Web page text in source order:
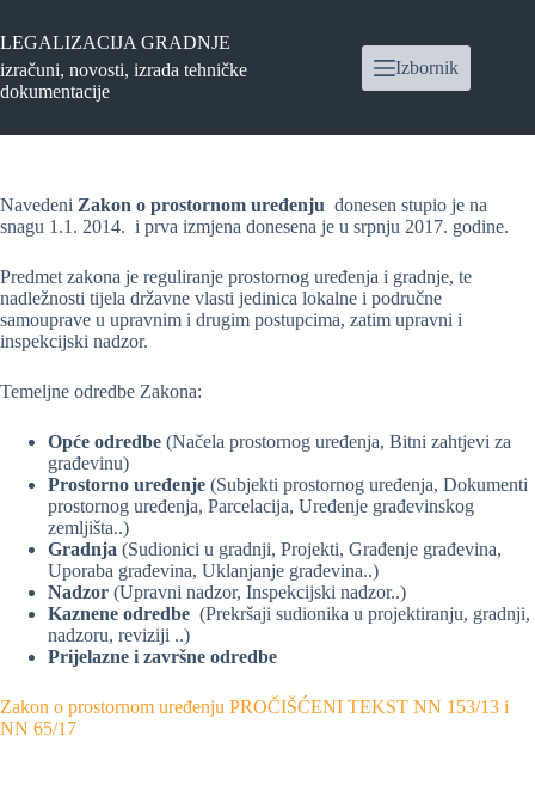
sadržaj
LEGALIZACIJA GRADNJE
izračuni, novosti, izrada tehničke
dokumentacije
Izbornik
Navedeni Zakon o prostornom uređenju donesen stupio je na
snagu 1.1. 2014. i prva izmjena donesena je u srpnju 2017. godine.
Predmet zakona je reguliranje prostornog uređenja i gradnje, te
nadležnosti tijela državne vlasti jedinica lokalne i područne
samouprave u upravnim i drugim postupcima, zatim upravni i
inspekcijski nadzor.
Temeljne odredbe Zakona:
Opće odredbe (Načela prostornog uređenja, Bitni zahtjevi za
građevinu)
Prostorno uređenje (Subjekti prostornog uređenja, Dokumenti
prostornog uređenja, Parcelacija, Uređenje građevinskog
zemljišta..)
Gradnja (Sudionici u gradnji, Projekti, Građenje građevina,
Uporaba građevina, Uklanjanje građevina..)
Nadzor (Upravni nadzor, Inspekcijski nadzor..)
Kaznene odredbe (Prekršaji sudionika u projektiranju, gradnji,
nadzoru, reviziji ..)
Prijelazne i završne odredbe
Zakon o prostornom uređenju PROČIŠĆENI TEKST NN 153/13 i
NN 65/17